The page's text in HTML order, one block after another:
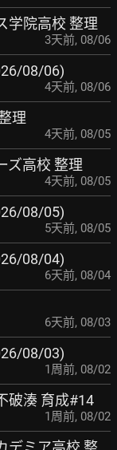
学院高校 整理
3天前, 08/06
08/06)
4天前, 08/06
理
4天前, 08/05
ズ高校 整理
4天前, 08/05
08/05)
5天前, 08/05
08/04)
6天前, 08/04
6天前, 08/03
08/03)
1周前, 08/02
破湊 育成#14
1周前, 08/02